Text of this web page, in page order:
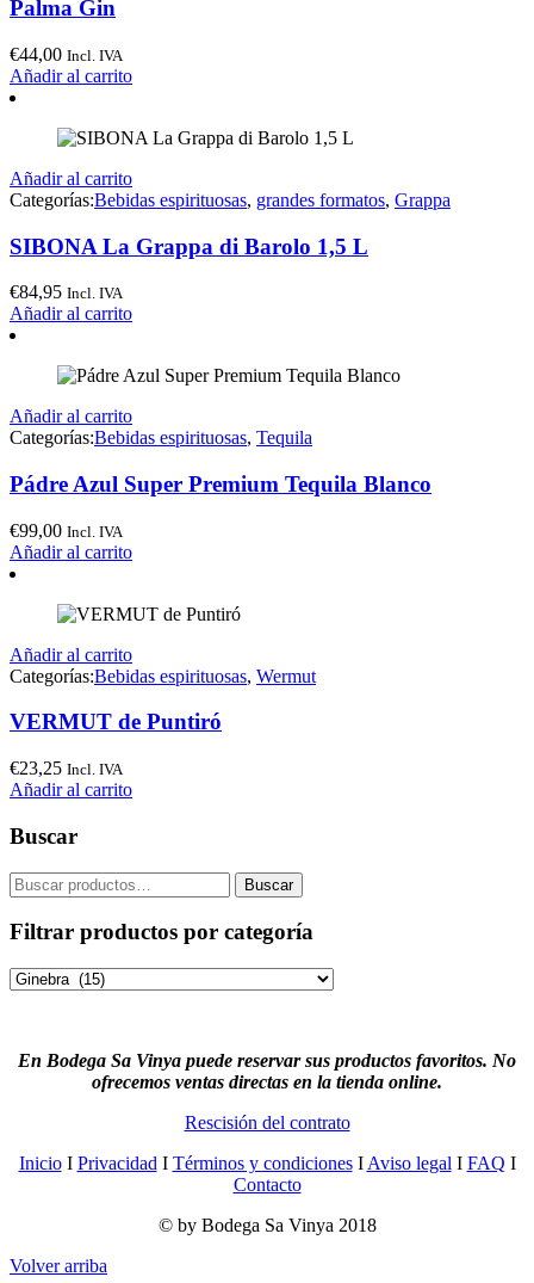
Palma Gin
€44,00 Incl. IVA
Añadir al carrito
Añadir al carrito
Categorías:Bebidas espirituosas, grandes formatos, Grappa
SIBONA La Grappa di Barolo 1,5 L
€84,95 Incl. IVA
Añadir al carrito
Añadir al carrito
Categorías:Bebidas espirituosas, Tequila
Pádre Azul Super Premium Tequila Blanco
€99,00 Incl. IVA
Añadir al carrito
Añadir al carrito
Categorías:Bebidas espirituosas, Wermut
VERMUT de Puntiró
€23,25 Incl. IVA
Añadir al carrito
Buscar
Buscar
por:
Buscar
Filtrar productos por categoría
En Bodega Sa Vinya puede reservar sus productos favoritos. No
ofrecemos ventas directas en la tienda online.
Rescisión del contrato
InicioI Privacidad I Términos y condicionesI Aviso legal I FAQ I
Contacto
© by Bodega Sa Vinya 2018
Volver arriba